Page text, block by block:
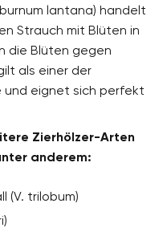
lantana) handelt
Strauch mit Blüten in
die Blüten gegen
als einer der
und eignet sich perfekt
Zierhölzer-Arten
anderem:
(V. trilobum)